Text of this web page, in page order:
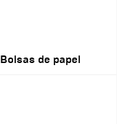
Bolsas de papel